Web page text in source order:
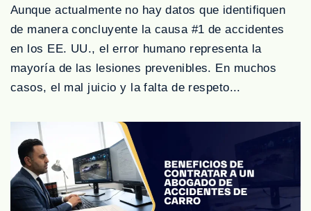
Aunque actualmente no hay datos que identifiquen
de manera concluyente la causa #1 de accidentes
en los EE. UU., el error humano representa la
mayoría de las lesiones prevenibles. En muchos
casos, el mal juicio y la falta de respeto...